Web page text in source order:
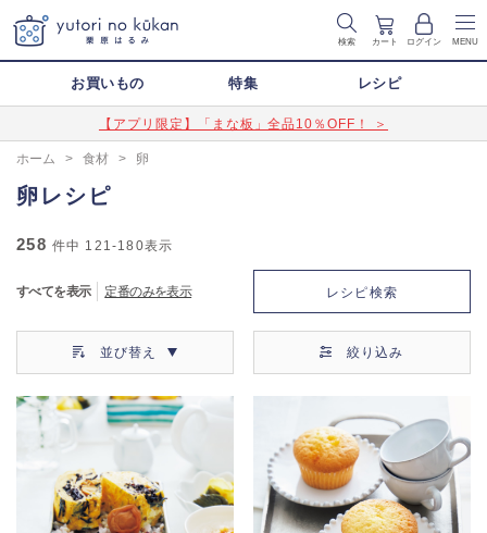
検索 カート ログイン MENU
お買いもの 特集 レシピ
【アプリ限定】「まな板」全品10％OFF！ ＞
ホーム > 食材 > 卵
卵レシピ
258 件中 121-180表示
すべてを表示 定番のみを表示 レシピ検索
並び替え 絞り込み